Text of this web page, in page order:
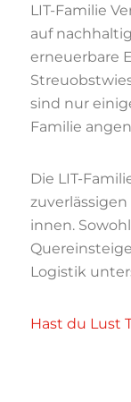
LIT-Familie
auf
erneuerbare
sind nur
Familie
Die LIT-
innen.
Logistik
Hast du Lust